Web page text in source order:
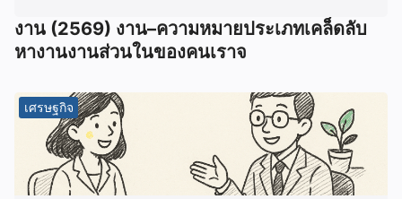
งาน (2569) งาน–ความหมายประเภทเคล็ดลับ
หางานงานส่วนในของคนเราจ
เศรษฐกิจ